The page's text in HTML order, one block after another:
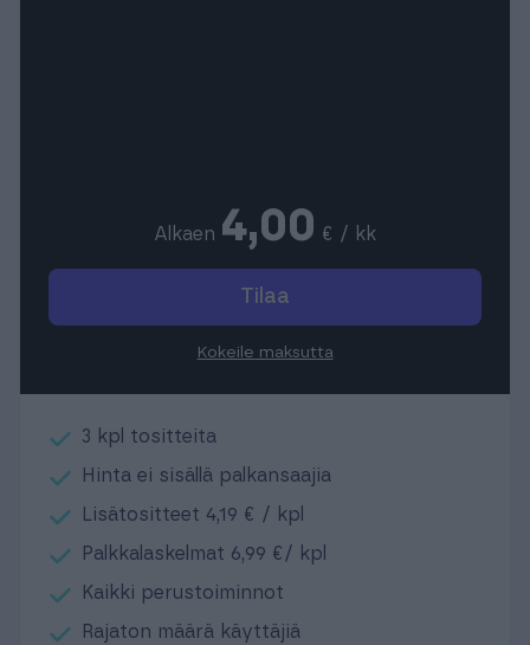
Alkaen 4,00 € / kk
Tilaa
Kokeile maksutta
3 kpl tositteita
Hinta ei sisällä palkansaajia
Lisätositteet 4,19 € / kpl
Palkkalaskelmat 6,99 €/ kpl
Kaikki perustoiminnot
Rajaton määrä käyttäjiä